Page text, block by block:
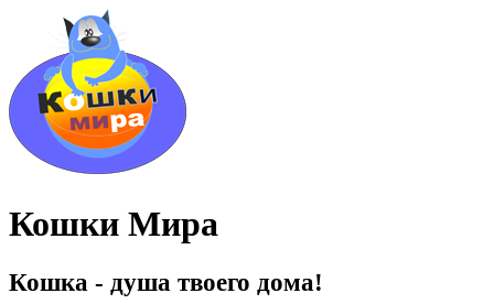
Кошки Мира
Кошка - душа твоего дома!